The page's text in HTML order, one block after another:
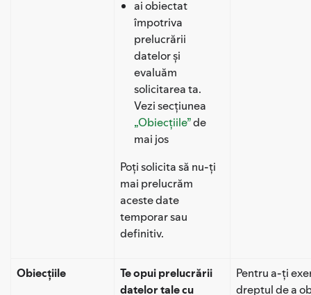
ai obiectat
împotriva
prelucrării
datelor și
evaluăm
solicitarea ta.
Vezi secțiunea
„Obiecțiile”de
mai jos
Poți solicita să nu-ți
mai prelucrăm
aceste date
temporar sau
definitiv.
Obiecțiile
Te opui prelucrării
datelor tale cu
Pentru a-ți
dreptul de a